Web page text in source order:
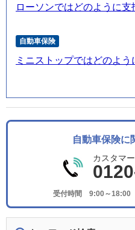
ローソンではどのように支
自動車保険
ミニストップではどのよ
自動車保険に
カスタマ
受付時間 9:00～18:00